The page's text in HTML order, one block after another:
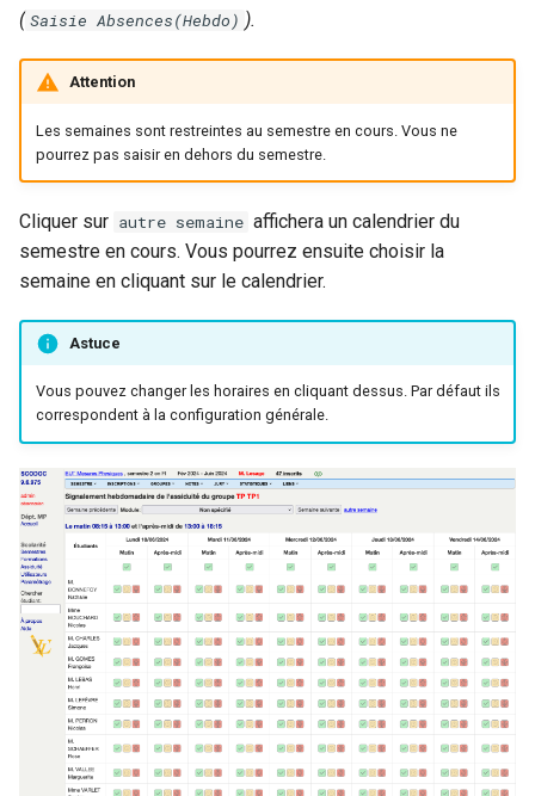
( Saisie Absences(Hebdo) ).
Attention
Les semaines sont restreintes au semestre en cours. Vous ne
pourrez pas saisir en dehors du semestre.
Cliquer sur autre semaine affichera un calendrier du
semestre en cours. Vous pourrez ensuite choisir la
semaine en cliquant sur le calendrier.
Astuce
Vous pouvez changer les horaires en cliquant dessus. Par défaut ils
correspondent à la configuration générale.